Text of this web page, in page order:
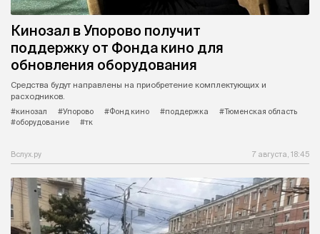
Кинозал в Упорово получит
поддержку от Фонда кино для
обновления оборудования
Средства будут направлены на приобретение комплектующих и
расходников.
#кинозал
#Упорово #Фонд кино #поддержка
#Тюменская область
#оборудование
#тк
Вслух.ру 7 августа, 18:45